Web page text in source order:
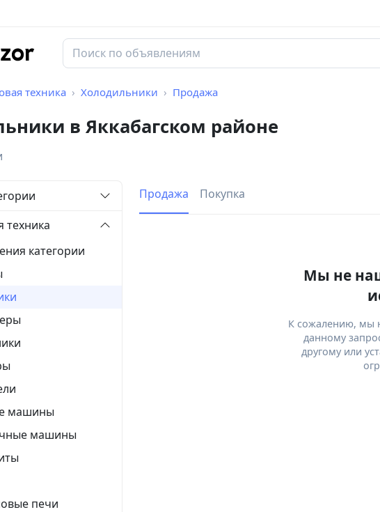
техника Холодильники Продажа
в Яккабагском районе
Продажа Покупка
Мы не
К сожалению, мы
данному
другому или
техника
категории
машины
машины
печи